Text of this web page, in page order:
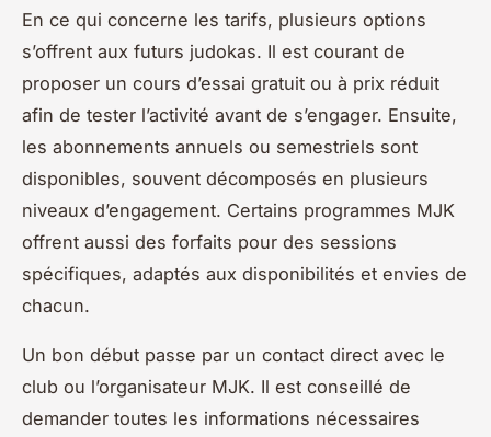
En ce qui concerne les tarifs, plusieurs options
s’offrent aux futurs judokas. Il est courant de
proposer un cours d’essai gratuit ou à prix réduit
afin de tester l’activité avant de s’engager. Ensuite,
les abonnements annuels ou semestriels sont
disponibles, souvent décomposés en plusieurs
niveaux d’engagement. Certains programmes MJK
offrent aussi des forfaits pour des sessions
spécifiques, adaptés aux disponibilités et envies de
chacun.
Un bon début passe par un contact direct avec le
club ou l’organisateur MJK. Il est conseillé de
demander toutes les informations nécessaires